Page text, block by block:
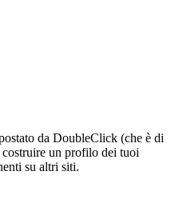
da DoubleClick (che è di
un profilo dei tuoi
su altri siti.